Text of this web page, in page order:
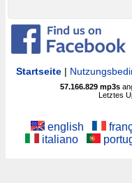
Startseite|
57.166.829 mp3s
Letztes
english
italiano